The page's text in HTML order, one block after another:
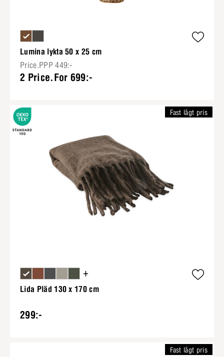
Lumina lykta 50 x 25 cm
Price.PPP 449:-
2 Price.For 699:-
+
Lida Pläd 130 x 170 cm
299:-
Fast lågt pris
Fast lågt pris